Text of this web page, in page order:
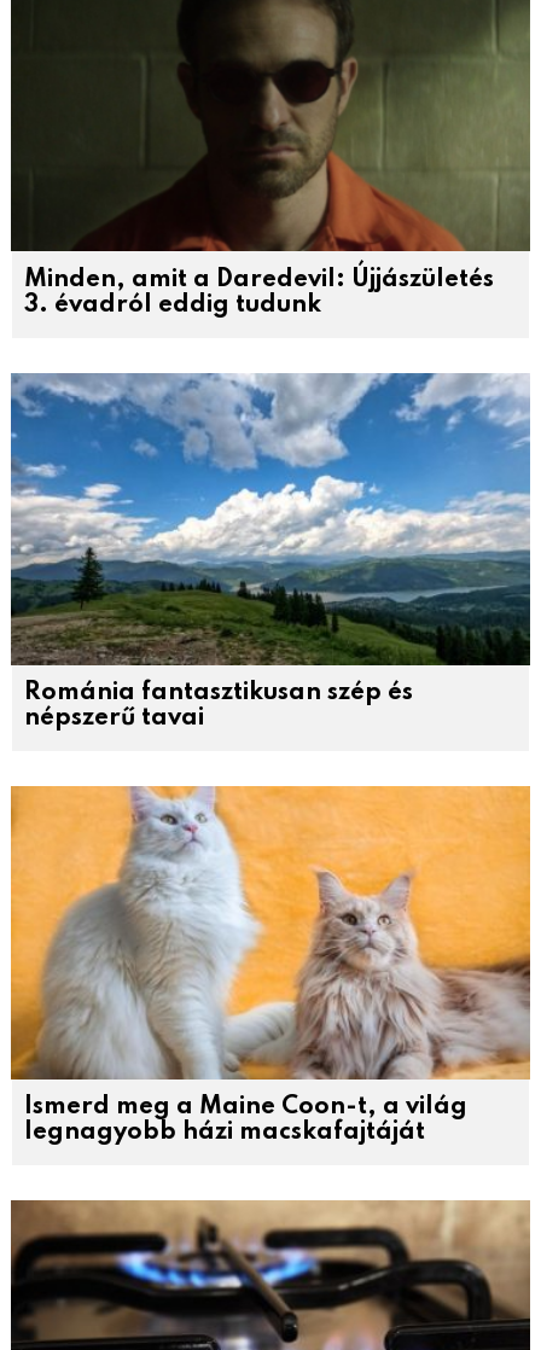
Minden, amit a Daredevil: Újjászületés
3. évadról eddig tudunk
Románia fantasztikusan szép és
népszerű tavai
Ismerd meg a Maine Coon-t, a világ
legnagyobb házi macskafajtáját